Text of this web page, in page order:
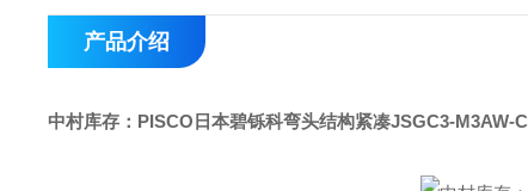
产品介绍
中村库存：PISCO日本碧铄科弯头结构紧凑JSGC3-M3AW-C